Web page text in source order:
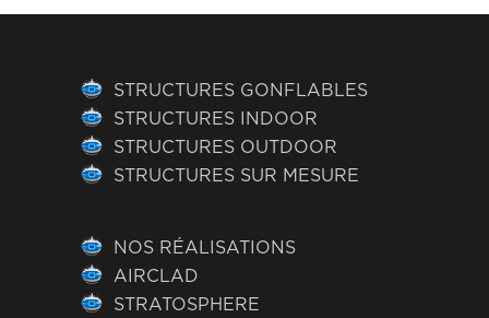
STRUCTURES GONFLABLES
STRUCTURES INDOOR
STRUCTURES OUTDOOR
STRUCTURES SUR MESURE
NOS RÉALISATIONS
AIRCLAD
STRATOSPHERE